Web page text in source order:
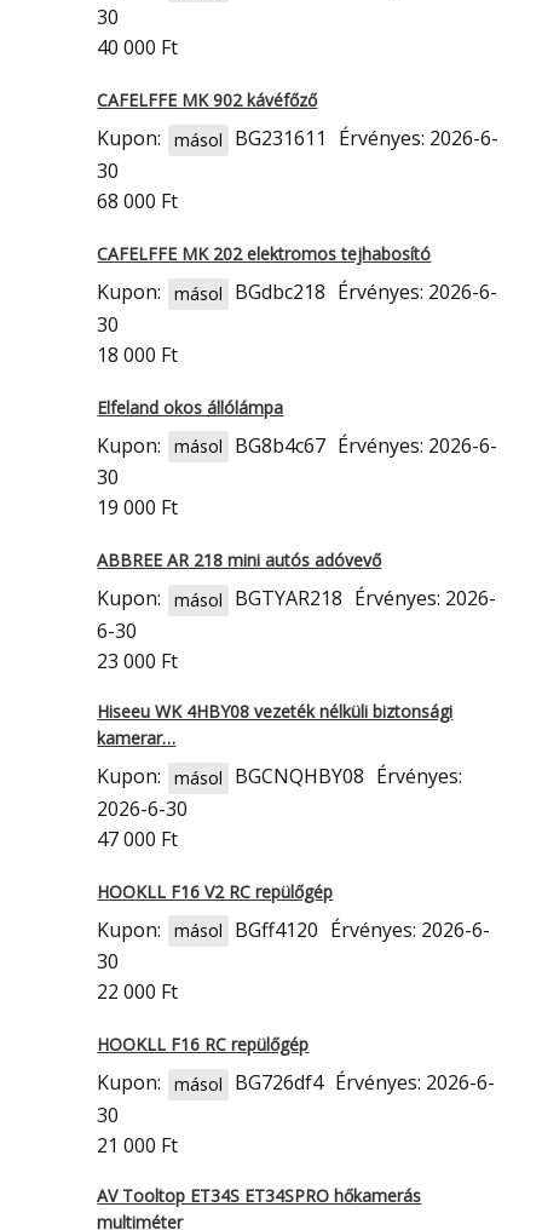
30
40 000 Ft
CAFELFFE MK 902 kávéfőző
Kupon: másol BG231611
Érvényes: 2026-6-
30
68 000 Ft
CAFELFFE MK 202 elektromos tejhabosító
Kupon: másol BGdbc218 Érvényes: 2026-6-
30
18 000 Ft
Elfeland okos állólámpa
Kupon: másol BG8b4c67 Érvényes: 2026-6-
30
19 000 Ft
ABBREE AR 218 mini autós adóvevő
Kupon: másol BGTYAR218 Érvényes: 2026-
6-30
23 000 Ft
Hiseeu WK 4HBY08 vezeték nélküli biztonsági
kamerar…
Kupon: másol BGCNQHBY08 Érvényes:
2026-6-30
47 000 Ft
HOOKLL F16 V2 RC repülőgép
Kupon: másol BGff4120 Érvényes: 2026-6-
30
22 000 Ft
HOOKLL F16 RC repülőgép
Kupon: másol BG726df4 Érvényes: 2026-6-
30
21 000 Ft
AV Tooltop ET34S ET34SPRO hőkamerás
multiméter